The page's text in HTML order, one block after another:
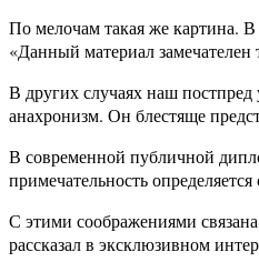
По мелочам такая же картина.
«Данный материал
В других случаях наш
анахронизм. Он блестяще
В современной публичной
примечательность
С этими соображениями
рассказал в эксклюзивном